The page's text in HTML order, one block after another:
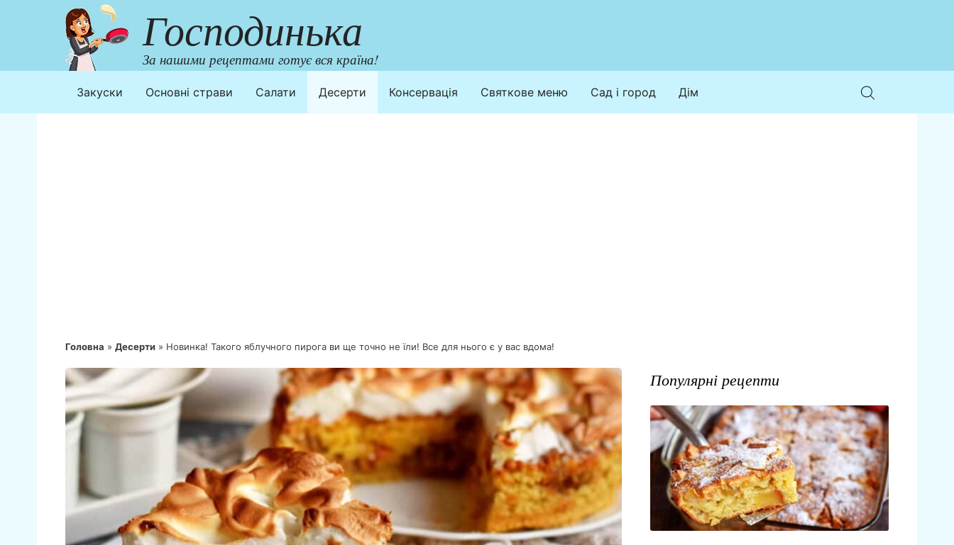
Господинька
За нашими рецептами готує вся країна!
Закуски Основні страви Салати Десерти Консервація Святкове меню Сад і город Дім
Головна » Десерти » Новинка! Такого яблучного пирога ви ще точно не їли! Все для нього є у вас вдома!
Популярні рецепти